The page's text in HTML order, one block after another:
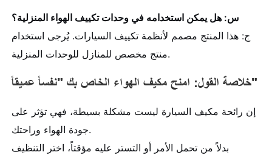
س: هل يمكن استخدامه في وحدات تكييف الهواء المنزلية؟
ج: هذا المنتج مصمم لأنظمة تكييف السيارات. يُرجى استخدام
منتج مخصص للمنازل للوحدات المنزلية.
خلاصة القول: امنح مكيف الهواء الخاص بك "نفساً عميقاً"
إن رائحة مكيف السيارة ليست مشكلة بسيطة، فهي تؤثر على
جودة الهواء وراحتك.
بدلاً من تحمل الأمر أو التستر عليه مؤقتاً، اختر التنظيف